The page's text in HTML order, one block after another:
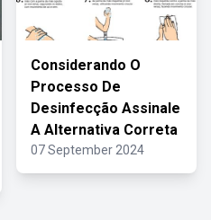
Considerando O
Processo De
Desinfecção Assinale
A Alternativa Correta
07 September 2024